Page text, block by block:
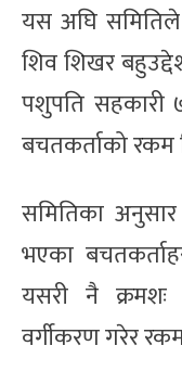
यस अघि
शिव शिखर
पशुपति सहकारी
बचतकर्ताको रकम
समितिका
भएका
यसरी नै क्रमशः
वर्गीकरण गरेर